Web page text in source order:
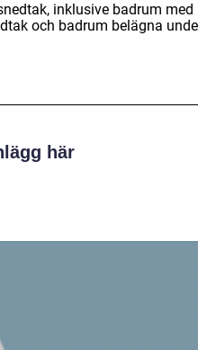
inklusive badrum med
och badrum belägna
här